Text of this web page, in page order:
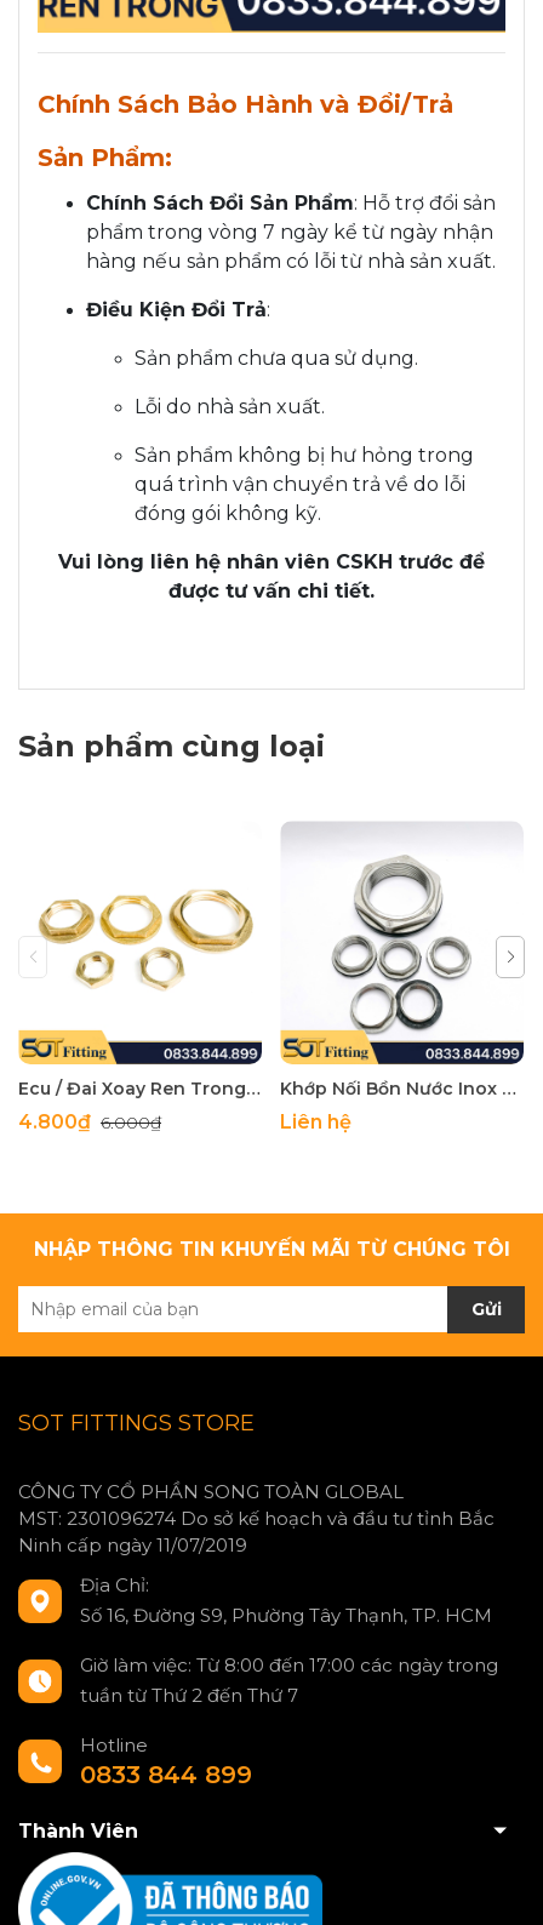
Chính Sách Bảo Hành và Đổi/Trả
Sản Phẩm:
Chính Sách Đổi Sản Phẩm: Hỗ trợ đổi sản
phẩm trong vòng 7 ngày kể từ ngày nhận
hàng nếu sản phẩm có lỗi từ nhà sản xuất.
Điều Kiện Đổi Trả:
Sản phẩm chưa qua sử dụng.
Lỗi do nhà sản xuất.
Sản phẩm không bị hư hỏng trong
quá trình vận chuyển trả về do lỗi
đóng gói không kỹ.
Vui lòng liên hệ nhân viên CSKH trước để
được tư vấn chi tiết.
Sản phẩm cùng loại
Ecu / Đai Xoay Ren Trong Hệ BSP / Tán Siết Cố Định – Đồng Thau
4.800₫ 6.000₫
Khớp Nối Bồn Nước Inox 304 Đế Phẳng Cho Hệ Thống Bồn Nước
Liên hệ
NHẬP THÔNG TIN KHUYẾN MÃI TỪ CHÚNG TÔI
Gửi
SOT FITTINGS STORE
CÔNG TY CỔ PHẦN SONG TOÀN GLOBAL
MST: 2301096274 Do sở kế hoạch và đầu tư tỉnh Bắc
Ninh cấp ngày 11/07/2019
Địa Chỉ:
Số 16, Đường S9, Phường Tây Thạnh, TP. HCM
Giờ làm việc: Từ 8:00 đến 17:00 các ngày trong
tuần từ Thứ 2 đến Thứ 7
Hotline
0833 844 899
Thành Viên